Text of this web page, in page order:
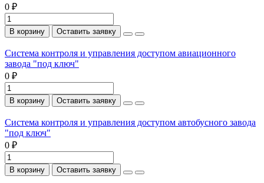
0 ₽
В корзину Оставить заявку
Система контроля и управления доступом авиационного
завода "под ключ"
0 ₽
В корзину Оставить заявку
Система контроля и управления доступом автобусного завода
"под ключ"
0 ₽
В корзину Оставить заявку